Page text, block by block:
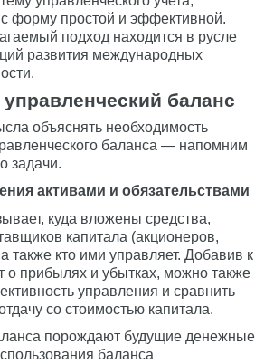
форму простой и эффективной.
подход находится в русле
развития международных
баланс
объяснять необходимость
баланса — напомним
задачи.
активами и обязательствами
куда вложены средства,
капитала (акционеров,
также кто ими управляет. Добавив к
о прибылях и убытках, можно также
управления и сравнить
со стоимостью капитала.
порождают будущие денежные
баланса